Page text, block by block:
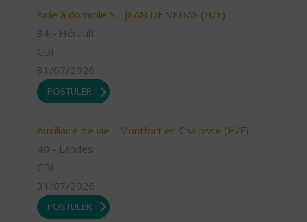
Aide à domicile ST JEAN DE VEDAS (H/F)
34 - Hérault
CDI
31/07/2026
POSTULER
Auxiliaire de vie - Montfort en Chalosse (H/F)
40 - Landes
CDI
31/07/2026
POSTULER